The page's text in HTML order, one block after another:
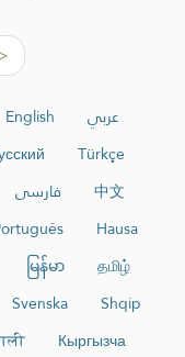
عربي English
Türkçe
中文
فارسی
Hausa
தமிழ்
မြန်မာ
Shqip
Svenska
Кыргызча